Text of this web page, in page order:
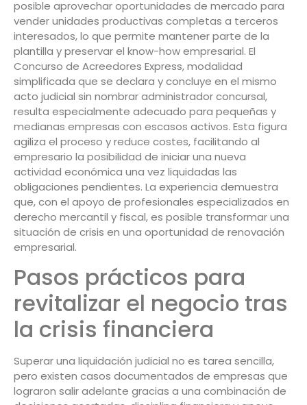
posible aprovechar oportunidades de mercado para
vender unidades productivas completas a terceros
interesados, lo que permite mantener parte de la
plantilla y preservar el know-how empresarial. El
Concurso de Acreedores Express, modalidad
simplificada que se declara y concluye en el mismo
acto judicial sin nombrar administrador concursal,
resulta especialmente adecuado para pequeñas y
medianas empresas con escasos activos. Esta figura
agiliza el proceso y reduce costes, facilitando al
empresario la posibilidad de iniciar una nueva
actividad económica una vez liquidadas las
obligaciones pendientes. La experiencia demuestra
que, con el apoyo de profesionales especializados en
derecho mercantil y fiscal, es posible transformar una
situación de crisis en una oportunidad de renovación
empresarial.
Pasos prácticos para
revitalizar el negocio tras
la crisis financiera
Superar una liquidación judicial no es tarea sencilla,
pero existen casos documentados de empresas que
lograron salir adelante gracias a una combinación de